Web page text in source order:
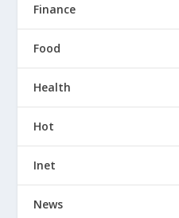
Finance
Food
Health
Hot
Inet
News